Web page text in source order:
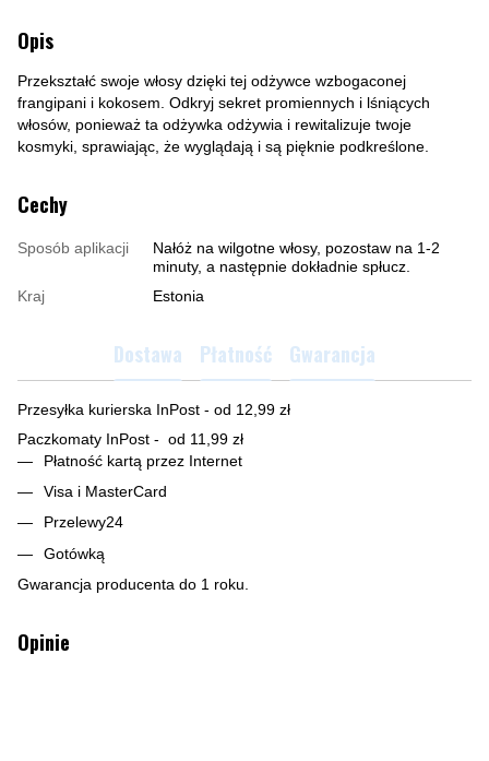
Opis
Przekształć swoje włosy dzięki tej odżywce wzbogaconej
frangipani i kokosem. Odkryj sekret promiennych i lśniących
włosów, ponieważ ta odżywka odżywia i rewitalizuje twoje
kosmyki, sprawiając, że wyglądają i są pięknie podkreślone.
Cechy
Sposób aplikacji
Nałóż na wilgotne włosy, pozostaw na 1-2
minuty, a następnie dokładnie spłucz.
Kraj
Estonia
Dostawa Płatność Gwarancja
Przesyłka kurierska InPost - od 12,99 zł
Paczkomaty InPost - od 11,99 zł
Płatność kartą przez Internet
Visa i MasterCard
Przelewy24
Gotówką
Gwarancja producenta do 1 roku.
Opinie